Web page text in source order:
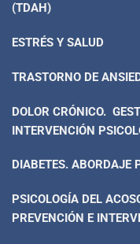
(TDAH)
ESTRÉS Y SALUD
TRASTORNO DE
DOLOR CRÓNICO.
INTERVENCIÓN
DIABETES. ABORDAJE
PSICOLOGÍA DEL
PREVENCIÓN E